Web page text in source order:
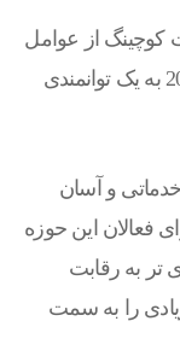
کوچینگ از عوامل
بسیار تاثیرگذار است و کوچینگ در سال 2022 به یک توانمندی
و آسان
فعالان این حوزه
تر به رقابت
را به سمت